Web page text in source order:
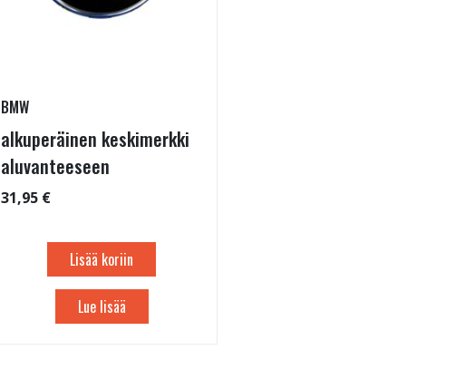
BMW
alkuperäinen keskimerkki
aluvanteeseen
31,95 €
Lisää koriin
Lue lisää